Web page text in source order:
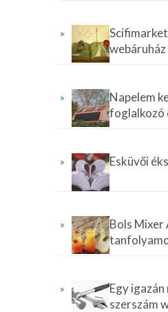
webáruház
Napelem
foglalkozó
Esküvői
Bols Mixer
Egy
szerszám